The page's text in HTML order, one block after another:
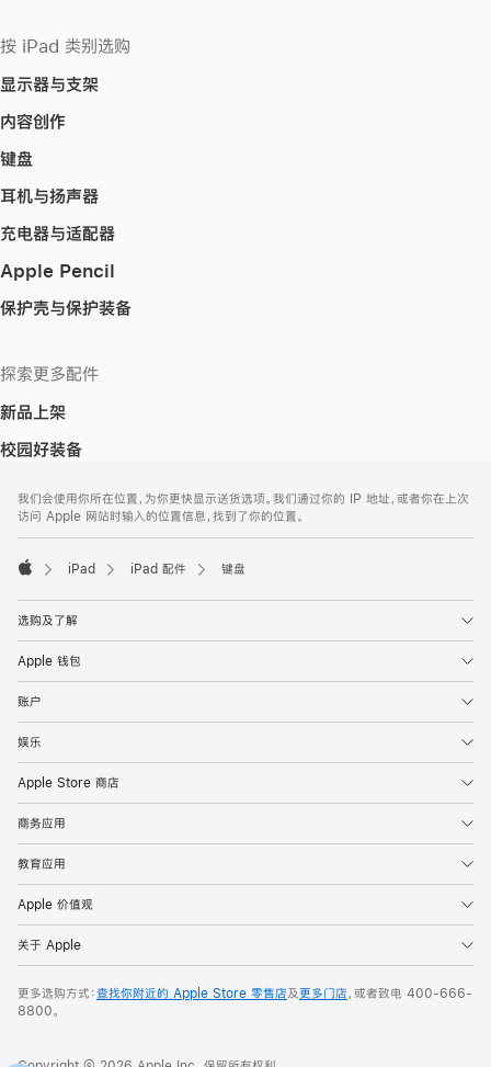
按 iPad 类别选购
显示器与支架
内容创作
键盘
耳机与扬声器
充电器与适配器
Apple Pencil
保护壳与保护装备
探索更多配件
新品上架
校园好装备
页
页
脚
注
我们会使用你所在位置，为你更快显示送货选项。我们通过你的 IP 地址，或者你在上次
访问 Apple 网站时输入的位置信息，找到了你的位置。
iPad iPad 配件 键盘
选购及了解
Apple 钱包
账户
娱乐
Apple Store 商店
商务应用
教育应用
Apple 价值观
关于 Apple
更多选购方式：查找你附近的 Apple Store 零售店及更多门店，或者致电 400-666-
8800。